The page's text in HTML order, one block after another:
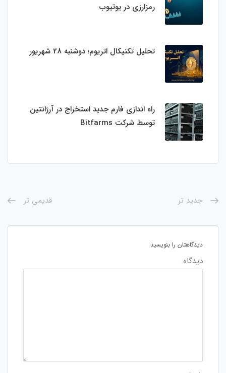
رمزارزی در یوتیوب
تحلیل تکنیکال اتریوم؛ دوشنبه 28 شهریور
راه اندازی فارم جدید استخراج در آرژانتین
توسط شرکت Bitfarms
جدید تر قدیمی تر
دیدگاهتان را بنویسید
دیدگاه